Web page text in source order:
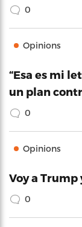
0
Opinions
“Esa es mi
un plan
0
Opinions
Voy a Trump
0